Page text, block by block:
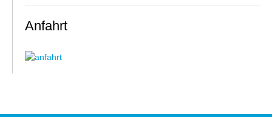
Anfahrt